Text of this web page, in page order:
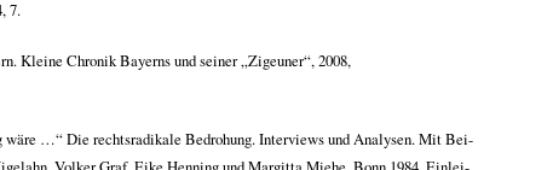
7.
Kleine Chronik Bayerns und seiner „Zigeuner“, 2008,
wäre …“ Die rechtsradikale Bedrohung. Interviews und Analysen. Mit Bei-